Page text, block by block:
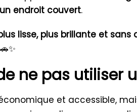
endroit couvert.
lisse, plus brillante et sans
ne pas utiliser
et accessible,